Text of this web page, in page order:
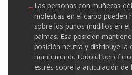
Las personas con muñecas
molestias en el carpo pueden
sobre los puños (nudillos en
palmas. Esa posición
posición neutra y distribuye la
manteniendo todo el
estrés sobre la articulación de